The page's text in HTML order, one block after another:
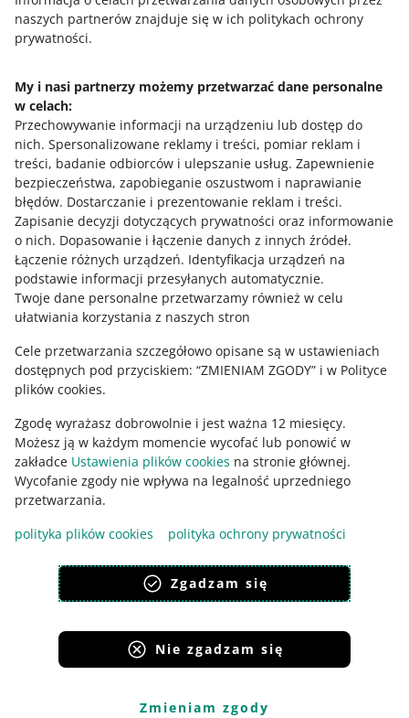
naszych partnerów znajduje się w ich politykach ochrony
prywatności.
My i nasi partnerzy możemy przetwarzać dane personalne
w celach:
Przechowywanie informacji na urządzeniu lub dostęp do
nich. Spersonalizowane reklamy i treści, pomiar reklam i
treści, badanie odbiorców i ulepszanie usług. Zapewnienie
bezpieczeństwa, zapobieganie oszustwom i naprawianie
błędów. Dostarczanie i prezentowanie reklam i treści.
Zapisanie decyzji dotyczących prywatności oraz informowanie
o nich. Dopasowanie i łączenie danych z innych źródeł.
Łączenie różnych urządzeń. Identyfikacja urządzeń na
podstawie informacji przesyłanych automatycznie.
Twoje dane personalne przetwarzamy również w celu
ułatwiania korzystania z naszych stron
Cele przetwarzania szczegółowo opisane są w ustawieniach
dostępnych pod przyciskiem: “ZMIENIAM ZGODY” i w Polityce
plików cookies.
Zgodę wyrażasz dobrowolnie i jest ważna 12 miesięcy.
Możesz ją w każdym momencie wycofać lub ponowić w
zakładce Ustawienia plików cookies na stronie głównej.
Wycofanie zgody nie wpływa na legalność uprzedniego
przetwarzania.
polityka plików cookies
polityka ochrony prywatności
Zgadzam się
Nie zgadzam się
Zmieniam zgody
Potrzebujesz pomocy?
Skontaktuj się z nami
Zapytaj społeczność
Zajrzyj na Allegro Gadane
Ta strona jest też dostępna w innych językach
wygląd:
Serwisy Grupy Allegro
Allegro.sk Allegro.hu Onedelivery.cz